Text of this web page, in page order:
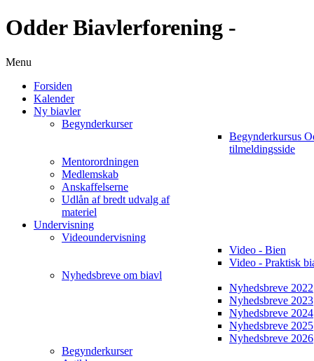
Odder Biavlerforening -
Menu
Forsiden
Kalender
Ny biavler
Begynderkurser
Begynderkursus
tilmeldingsside
Mentorordningen
Medlemskab
Anskaffelserne
Udlån af bredt udvalg af
materiel
Undervisning
Videoundervisning
Video - Bien
Video - Praktisk
Nyhedsbreve om biavl
Nyhedsbreve 2022
Nyhedsbreve 2023
Nyhedsbreve 2024
Nyhedsbreve 2025
Nyhedsbreve 2026
Begynderkurser